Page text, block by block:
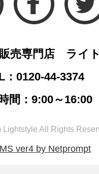
売専門店 ライ
：0120-44-3374
間：9:00～16:00
Lightstyle All Rights
ver4 by Netprompt